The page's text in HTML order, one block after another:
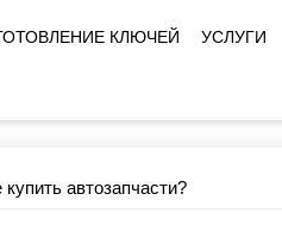
КЛЮЧЕЙ УСЛУГИ
автозапчасти?